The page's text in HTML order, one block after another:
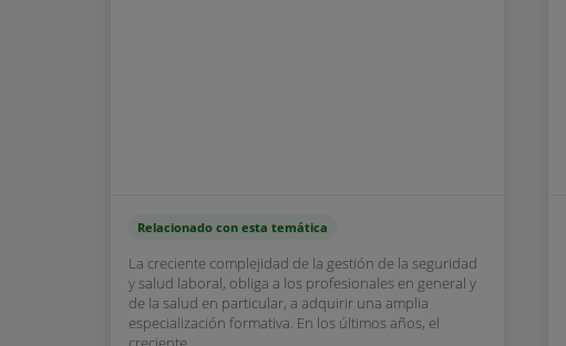
Relacionado con esta temática
La creciente complejidad de la gestión de la seguridad
y salud laboral, obliga a los profesionales en general y
de la salud en particular, a adquirir una amplia
especialización formativa. En los últimos años, el